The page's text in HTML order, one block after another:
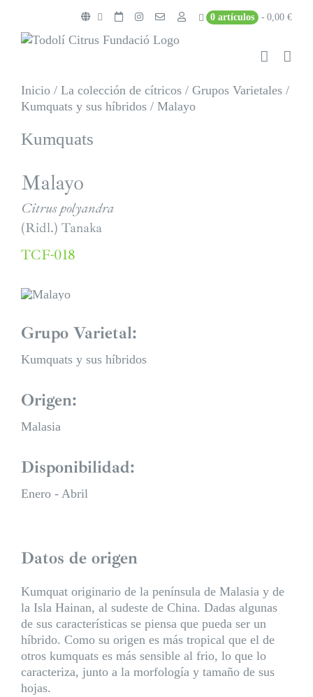
contenido
0 artículos 0,00 €
Inicio / La colección de cítricos / Grupos Varietales /
Kumquats y sus híbridos / Malayo
Kumquats
Malayo
Citrus polyandra
(Ridl.) Tanaka
TCF-018
Grupo Varietal:
Kumquats y sus híbridos
Origen:
Malasia
Disponibilidad:
Enero - Abril
Datos de origen
Kumquat originario de la península de Malasia y de
la Isla Hainan, al sudeste de China. Dadas algunas
de sus características se piensa que pueda ser un
híbrido. Como su origen es más tropical que el de
otros kumquats es más sensible al frio, lo que lo
caracteriza, junto a la morfología y tamaño de sus
hojas.